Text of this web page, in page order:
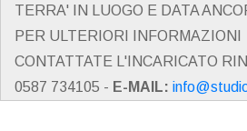
TERRA' IN LUOGO E DATA
PER ULTERIORI INFORMAZIONI
CONTATTATE L'INCARICATO
0587 734105 - E-MAIL: